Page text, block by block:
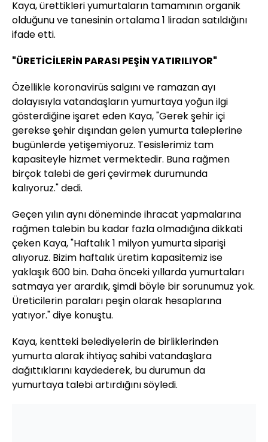
Kaya, ürettikleri yumurtaların tamamının organik
olduğunu ve tanesinin ortalama 1 liradan satıldığını
ifade etti.
"ÜRETİCİLERİN PARASI PEŞİN YATIRILIYOR"
Özellikle koronavirüs salgını ve ramazan ayı
dolayısıyla vatandaşların yumurtaya yoğun ilgi
gösterdiğine işaret eden Kaya, "Gerek şehir içi
gerekse şehir dışından gelen yumurta taleplerine
bugünlerde yetişemiyoruz. Tesislerimiz tam
kapasiteyle hizmet vermektedir. Buna rağmen
birçok talebi de geri çevirmek durumunda
kalıyoruz." dedi.
Geçen yılın aynı döneminde ihracat yapmalarına
rağmen talebin bu kadar fazla olmadığına dikkati
çeken Kaya, "Haftalık 1 milyon yumurta siparişi
alıyoruz. Bizim haftalık üretim kapasitemiz ise
yaklaşık 600 bin. Daha önceki yıllarda yumurtaları
satmaya yer arardık, şimdi böyle bir sorunumuz yok.
Üreticilerin paraları peşin olarak hesaplarına
yatıyor." diye konuştu.
Kaya, kentteki belediyelerin de birliklerinden
yumurta alarak ihtiyaç sahibi vatandaşlara
dağıttıklarını kaydederek, bu durumun da
yumurtaya talebi artırdığını söyledi.